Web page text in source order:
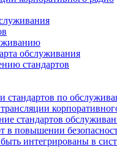
обслуживания
стандартов
стандартов по
стандартов
повышении
интегрированы в